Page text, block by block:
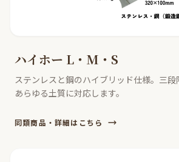
ハイホー L・M・S
ステンレスと鋼のハイブリッド仕様。三段
あらゆる土質に対応します。
同類商品・詳細はこちら